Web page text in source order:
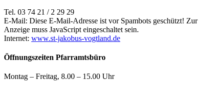
Tel. 03 74 21 / 2 29 29
E-Mail: Diese E-Mail-Adresse ist vor Spambots geschützt! Zur
Anzeige muss JavaScript eingeschaltet sein.
Internet: www.st-jakobus-vogtland.de
Öffnungszeiten Pfarramtsbüro
Montag – Freitag, 8.00 – 15.00 Uhr